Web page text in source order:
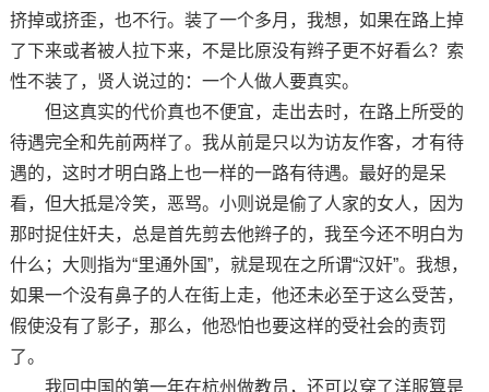
挤掉或挤歪，也不行。装了一个多月，我想，如果在路上掉
了下来或者被人拉下来，不是比原没有辫子更不好看么？索
性不装了，贤人说过的：一个人做人要真实。
但这真实的代价真也不便宜，走出去时，在路上所受的
待遇完全和先前两样了。我从前是只以为访友作客，才有待
遇的，这时才明白路上也一样的一路有待遇。最好的是呆
看，但大抵是冷笑，恶骂。小则说是偷了人家的女人，因为
那时捉住奸夫，总是首先剪去他辫子的，我至今还不明白为
什么；大则指为“里通外国”，就是现在之所谓“汉奸”。我想，
如果一个没有鼻子的人在街上走，他还未必至于这么受苦，
假使没有了影子，那么，他恐怕也要这样的受社会的责罚
了。
我回中国的第一年在杭州做教员，还可以穿了洋服算是